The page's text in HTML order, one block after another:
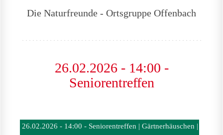
Die Naturfreunde - Ortsgruppe Offenbach
26.02.2026 - 14:00 -
Seniorentreffen
26.02.2026 - 14:00 - Seniorentreffen | Gärtnerhäuschen |